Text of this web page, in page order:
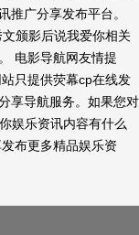
推广分享发布平台。
颁影后说我爱你相关
电影导航网友情提
只提供荧幕cp在线发
享导航服务。如果您对
娱乐资讯内容有什么
布更多精品娱乐资